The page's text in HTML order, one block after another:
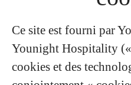
Ce site est fourni par
Younight Hospitality
cookies et des